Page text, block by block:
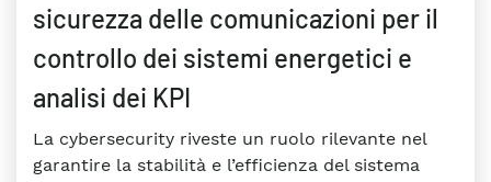
sicurezza delle comunicazioni per il
controllo dei sistemi energetici e
analisi dei KPI
La cybersecurity riveste un ruolo rilevante nel
garantire la stabilità e l’efficienza del sistema